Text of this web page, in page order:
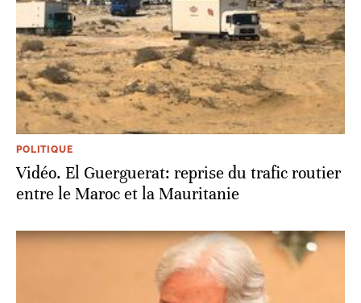
POLITIQUE
Vidéo. El Guerguerat: reprise du trafic routier
entre le Maroc et la Mauritanie